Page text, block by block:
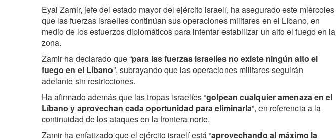
Eyal Zamir, jefe del estado mayor del ejército israelí, ha asegurado este miércoles
que las fuerzas israelíes continúan sus operaciones militares en el Líbano, en
medio de los esfuerzos diplomáticos para intentar estabilizar un alto el fuego en la
zona.
Zamir ha declarado que “para las fuerzas israelíes no existe ningún alto el
fuego en el Líbano”, subrayando que las operaciones militares seguirán
adelante sin restricciones.
Ha afirmado además que las tropas israelíes “golpean cualquier amenaza en el
Líbano y aprovechan cada oportunidad para eliminarla”, en referencia a la
continuidad de los ataques en la frontera norte.
Zamir ha enfatizado que el ejército israelí está “aprovechando al máximo la